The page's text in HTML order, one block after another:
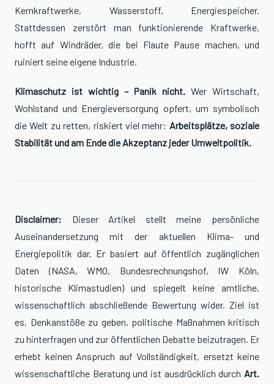
Kernkraftwerke, Wasserstoff, Energiespeicher.
Stattdessen zerstört man funktionierende Kraftwerke,
hofft auf Windräder, die bei Flaute Pause machen, und
ruiniert seine eigene Industrie.
Klimaschutz ist wichtig – Panik nicht. Wer Wirtschaft,
Wohlstand und Energieversorgung opfert, um symbolisch
die Welt zu retten, riskiert viel mehr: Arbeitsplätze, soziale
Stabilität und am Ende die Akzeptanz jeder Umweltpolitik.
Disclaimer: Dieser Artikel stellt meine persönliche
Auseinandersetzung mit der aktuellen Klima- und
Energiepolitik dar. Er basiert auf öffentlich zugänglichen
Daten (NASA, WMO, Bundesrechnungshof, IW Köln,
historische Klimastudien) und spiegelt keine amtliche,
wissenschaftlich abschließende Bewertung wider. Ziel ist
es, Denkanstöße zu geben, politische Maßnahmen kritisch
zu hinterfragen und zur öffentlichen Debatte beizutragen. Er
erhebt keinen Anspruch auf Vollständigkeit, ersetzt keine
wissenschaftliche Beratung und ist ausdrücklich durch Art.